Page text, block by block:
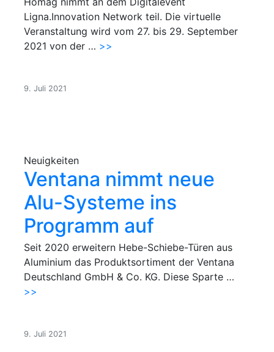
Ligna.Innovation Network teil. Die virtuelle
Veranstaltung wird vom 27. bis 29. September
2021 von der … >>
9. Juli 2021
Neuigkeiten
Ventana nimmt neue
Alu-Systeme ins
Programm auf
Seit 2020 erweitern Hebe-Schiebe-Türen aus
Aluminium das Produktsortiment der Ventana
Deutschland GmbH & Co. KG. Diese Sparte …
>>
9. Juli 2021